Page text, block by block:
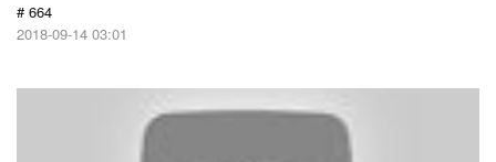
# 664
2018-09-14 03:01